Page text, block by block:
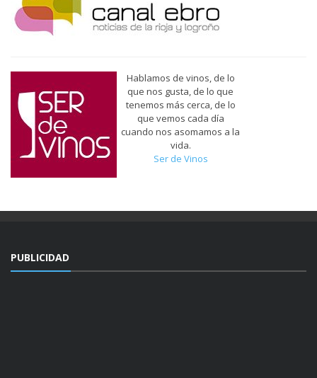
Hablamos de vinos, de lo
que nos gusta, de lo que
tenemos más cerca, de lo
que vemos cada día
cuando nos asomamos a la
vida.
Ser de Vinos
PUBLICIDAD